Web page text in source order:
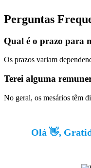
Perguntas
Qual é o prazo para
Os prazos variam
Terei alguma
No geral, os mesários têm
Olá 👋,